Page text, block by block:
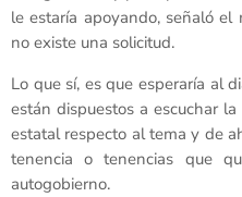
le estaría apoyando, señaló
no existe una solicitud.
Lo que sí, es que esperaría al
están dispuestos a escuchar
estatal respecto al tema y de
tenencia o tenencias que
autogobierno.